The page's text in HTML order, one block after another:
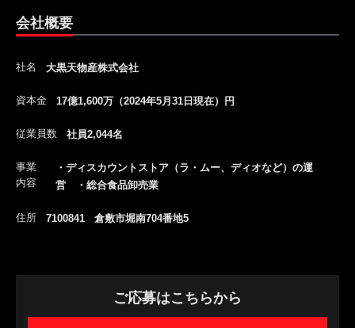
会社概要
社名 大黒天物産株式会社
資本金 17億1,600万（2024年5月31日現在）円
従業員数 社員2,044名
事業
内容
・ディスカウントストア（ラ・ムー、ディオなど）の運
営 ・総合食品卸売業
住所 7100841 倉敷市堀南704番地5
ご応募はこちらから